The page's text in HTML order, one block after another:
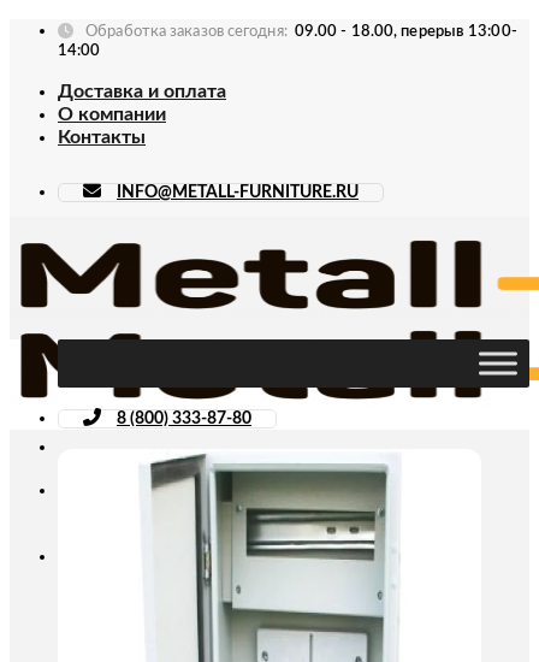
Skip
Обработка заказов сегодня: 09.00 - 18.00, перерыв 13:00-
14:00
Доставка и оплата
О компании
Контакты
INFO@METALL-FURNITURE.RU
8 (800) 333-87-80